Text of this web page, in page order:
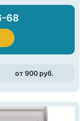
68
от 900 pуб.